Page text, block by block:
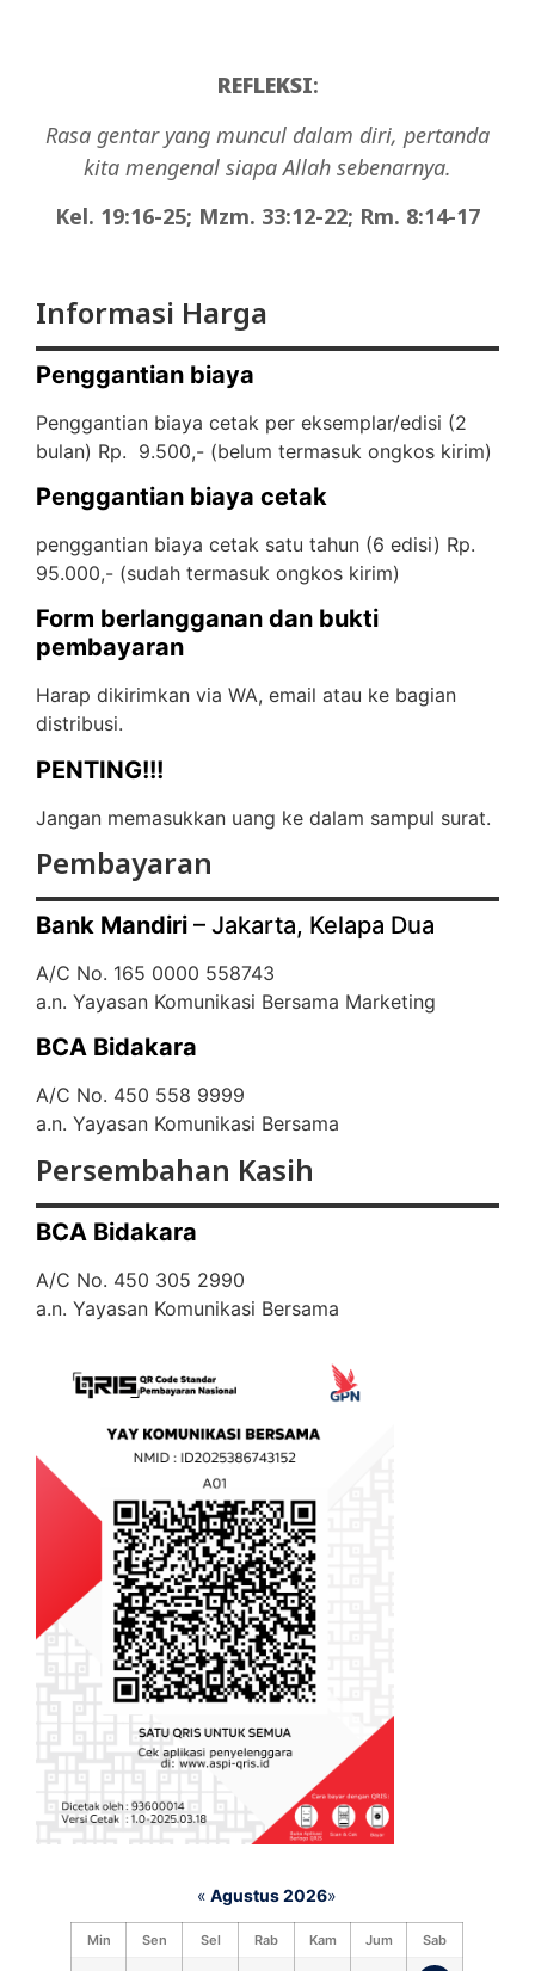
REFLEKSI:
Rasa gentar yang muncul dalam diri, pertanda
kita mengenal siapa Allah sebenarnya.
Kel. 19:16-25; Mzm. 33:12-22; Rm. 8:14-17
Informasi Harga
Penggantian biaya
Penggantian biaya cetak per eksemplar/edisi (2
bulan) Rp. 9.500,- (belum termasuk ongkos kirim)
Penggantian biaya cetak
penggantian biaya cetak satu tahun (6 edisi) Rp.
95.000,- (sudah termasuk ongkos kirim)
Form berlangganan dan bukti
pembayaran
Harap dikirimkan via WA, email atau ke bagian
distribusi.
PENTING!!!
Jangan memasukkan uang ke dalam sampul surat.
Pembayaran
Bank Mandiri – Jakarta, Kelapa Dua
A/C No. 165 0000 558743
a.n. Yayasan Komunikasi Bersama Marketing
BCA Bidakara
A/C No. 450 558 9999
a.n. Yayasan Komunikasi Bersama
Persembahan Kasih
BCA Bidakara
A/C No. 450 305 2990
a.n. Yayasan Komunikasi Bersama
« Agustus 2026»
Min Sen Sel Rab Kam Jum Sab